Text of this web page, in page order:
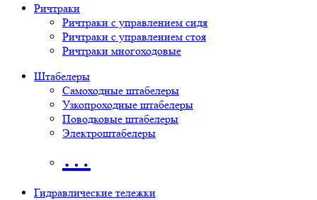
Ричтраки
Ричтраки с управлением сидя
Ричтраки с управлением стоя
Ричтраки многоходовые
Штабелеры
Самоходные штабелеры
Узкопроходные штабелеры
Поводковые штабелеры
Электроштабелеры
…
Гидравлические тележки